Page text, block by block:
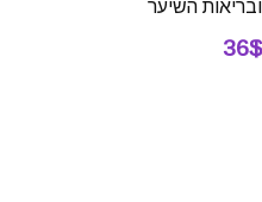
ובריאות השיער
36$